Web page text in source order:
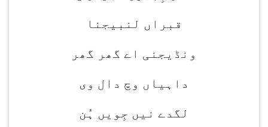
قبراں لنبیجنا
ونڈیجنی اے گھر گھر
داہیاں وچ دال وی
لگدے نیں جِویں ہُن